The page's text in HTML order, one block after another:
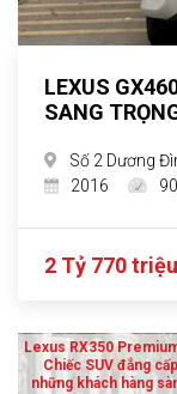
LEXUS
SANG
Số 2 Dương
2016
2 Tỷ 770 triệu
Lexus RX350
Chiếc SUV đẳng
những khách hàng